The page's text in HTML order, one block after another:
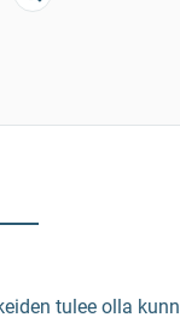
tulee olla